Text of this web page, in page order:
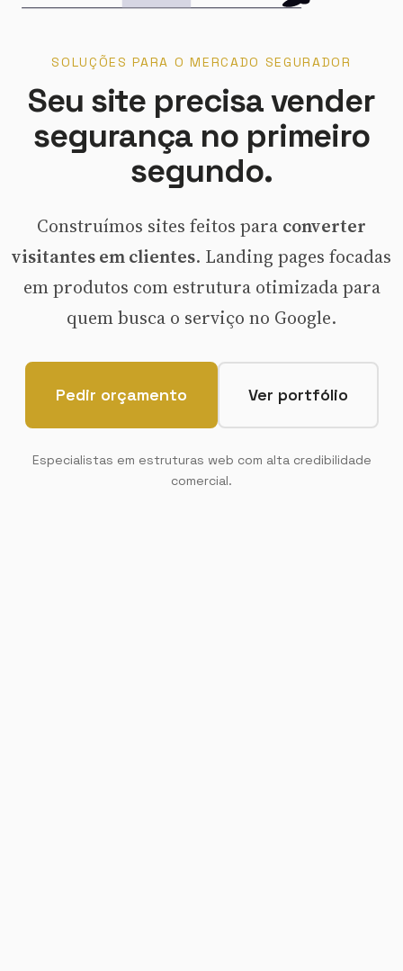
SOLUÇÕES PARA O MERCADO SEGURADOR
Seu site precisa vender
segurança no primeiro
segundo.
Construímos sites feitos para converter
visitantes em clientes. Landing pages focadas
em produtos com estrutura otimizada para
quem busca o serviço no Google.
Pedir orçamento Ver portfólio
Especialistas em estruturas web com alta credibilidade
comercial.